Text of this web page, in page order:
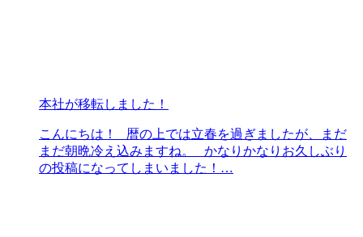
本社が移転しました！
こんにちは！ 暦の上では立春を過ぎましたが、まだ
まだ朝晩冷え込みますね。 かなりかなりお久しぶり
の投稿になってしまいました！…